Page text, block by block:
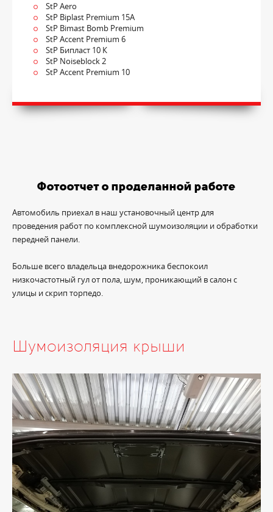
StP Aero
StP Biplast Premium 15A
StP Bimast Bomb Premium
StP Accent Premium 6
StP Бипласт 10 К
StP Noiseblock 2
StP Accent Premium 10
Фотоотчет о проделанной работе
Автомобиль приехал в наш установочный центр для
проведения работ по комплексной шумоизоляции и обработки
передней панели.
Больше всего владельца внедорожника беспокоил
низкочастотный гул от пола, шум, проникающий в салон с
улицы и скрип торпедо.
Шумоизоляция крыши